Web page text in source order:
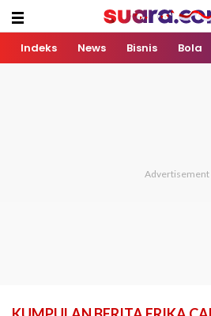
Indeks News Bisnis Bola